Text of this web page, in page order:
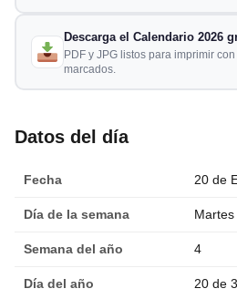
Descarga el Calendario 2026
PDF y JPG listos para imprimir
marcados.
Datos del día
Fecha 20 de
Día de la semana Martes
Semana del año 4
Día del año 20 de